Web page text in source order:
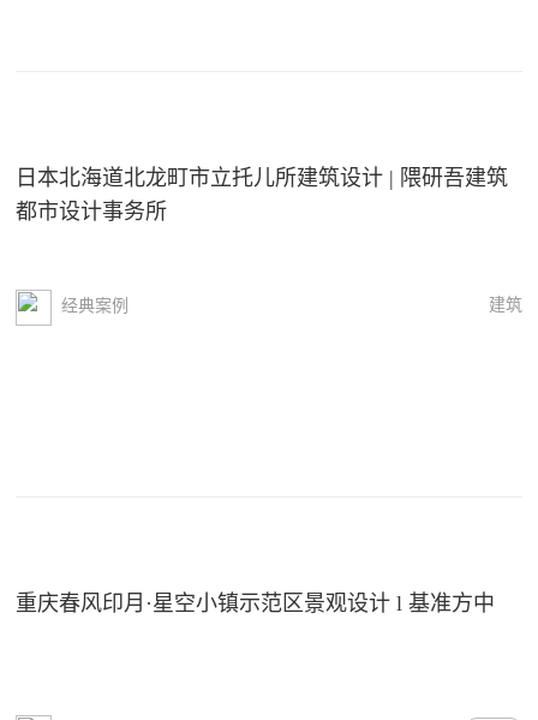
日本北海道北龙町市立托儿所建筑设计 | 隈研吾建筑
都市设计事务所
经典案例 建筑
重庆春风印月·星空小镇示范区景观设计 l 基准方中